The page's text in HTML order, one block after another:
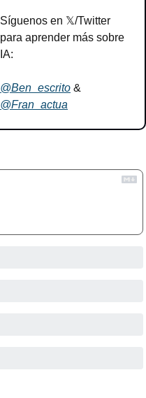
Síguenos en 𝕏/Twitter
para aprender más sobre
IA:
@Ben_escrito
@Fran_actua